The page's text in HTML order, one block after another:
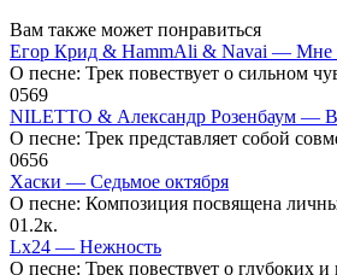
Вам также может понравиться
Егор Крид & HammAli & Navai — Мне
О песне: Трек повествует о сильном
0569
NILETTO & Александр Розенбаум —
О песне: Трек представляет собой
0656
Хаски — Седьмое октября
О песне: Композиция посвящена
01.2к.
Lx24 — Нежность
О песне: Трек повествует о глубоких